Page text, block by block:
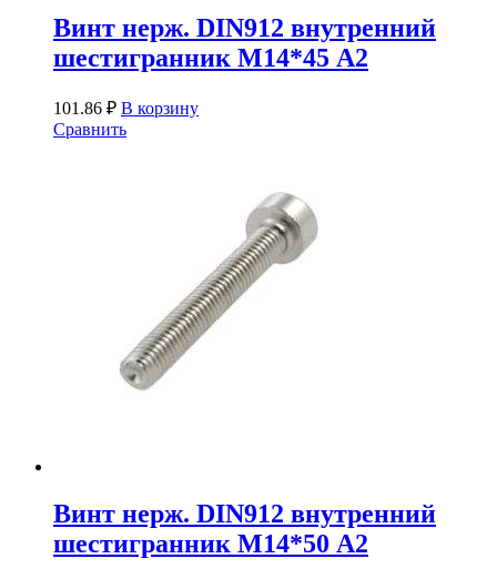
Винт нерж. DIN912 внутренний
шестигранник М14*45 А2
101.86 ₽ В корзину
Сравнить
Винт нерж. DIN912 внутренний
шестигранник М14*50 А2